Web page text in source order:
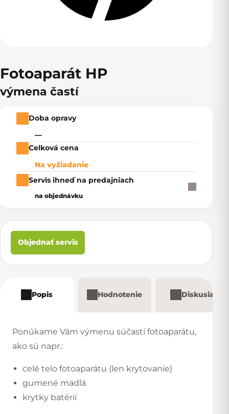
Fotoaparát HP
výmena častí
Doba opravy
—
Celková cena
Na vyžiadanie
Servis ihneď na predajniach
na objednávku
Objednať servis
Popis Hodnotenie Diskusia
Ponúkame Vám výmenu súčastí fotoaparátu,
ako sú napr.:
celé telo fotoaparátu (len krytovanie)
gumené madlá
krytky batérií